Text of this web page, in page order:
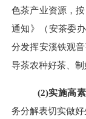
色茶产业资源，
通知》（安茶委办
分发挥安溪铁观音
导茶农种好茶、制
(2)实施高
务分解表切实做好